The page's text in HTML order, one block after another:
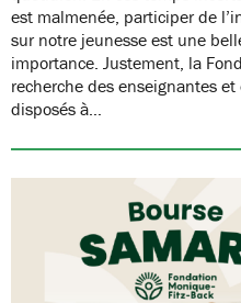
est malmenée, participer de
sur notre jeunesse est une
importance. Justement, la
recherche des enseignantes
disposés à…